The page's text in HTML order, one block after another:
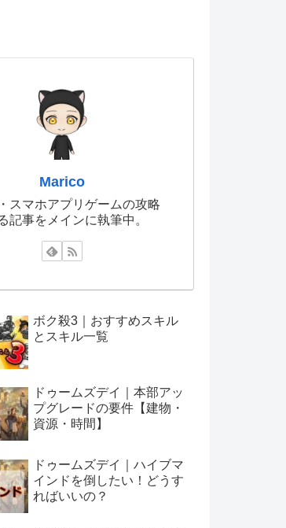
Marico
スマホアプリゲームの攻略
記事をメインに執筆中。
ボク殺3｜おすすめスキル
とスキル一覧
ドゥームズデイ｜本部アッ
プグレードの要件【建物・
資源・時間】
ドゥームズデイ｜ハイブマ
インドを倒したい！どうす
ればいいの？